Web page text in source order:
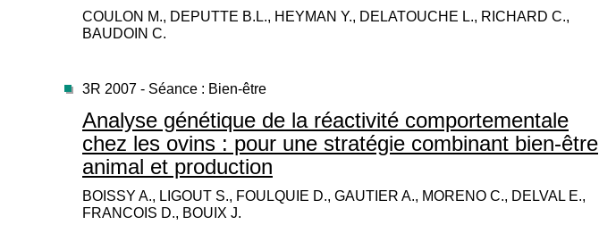
COULON M., DEPUTTE B.L., HEYMAN Y., DELATOUCHE L., RICHARD C.,
BAUDOIN C.
3R 2007 - Séance : Bien-être
Analyse génétique de la réactivité comportementale
chez les ovins : pour une stratégie combinant bien-être
animal et production
BOISSY A., LIGOUT S., FOULQUIE D., GAUTIER A., MORENO C., DELVAL E.,
FRANCOIS D., BOUIX J.